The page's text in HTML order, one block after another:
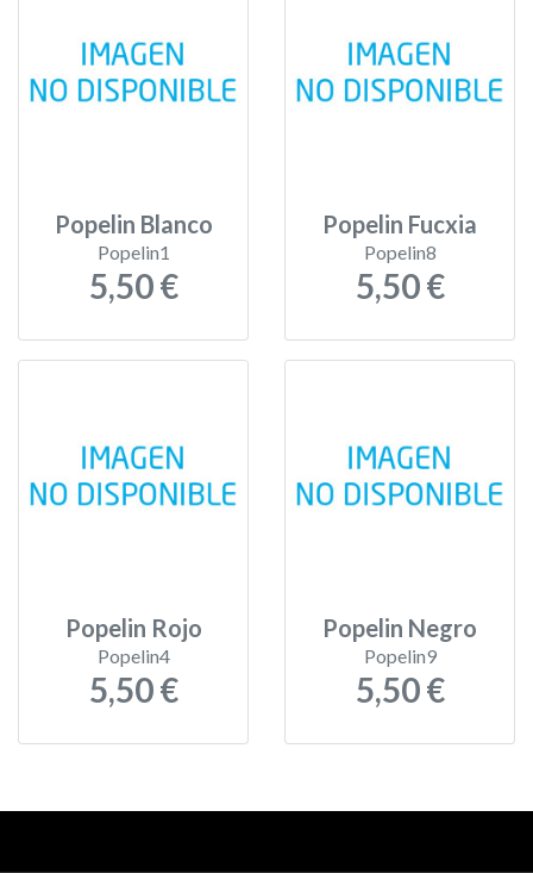
Popelin Blanco
Popelin1
5,50 €
Popelin Fucxia
Popelin8
5,50 €
Popelin Rojo
Popelin4
5,50 €
Popelin Negro
Popelin9
5,50 €